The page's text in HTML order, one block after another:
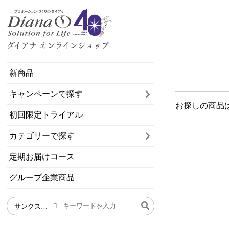
新商品
キャンペーンで探す
初回限定トライアル
カテゴリーで探す
定期お届けコース
グループ企業商品
お探しの商品